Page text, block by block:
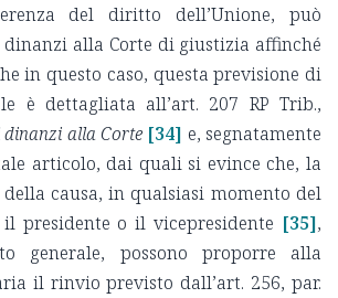
del diritto dell’Unione, può
alla Corte di giustizia affinché
in questo caso, questa previsione di
è dettagliata all’art. 207 RP Trib.,
dinanzi alla Corte [34] e, segnatamente
articolo, dai quali si evince che, la
causa, in qualsiasi momento del
presidente o il vicepresidente [35],
generale, possono proporre alla
il rinvio previsto dall’art. 256, par.